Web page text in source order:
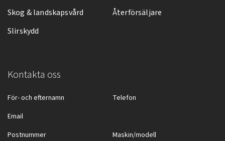
Skog & landskapsvård
Slirskydd
Återförsäljare
Kontakta oss